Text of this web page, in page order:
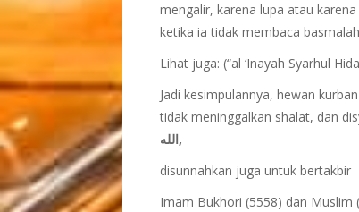
mengalir, karena lupa atau
ketika ia tidak membaca
Lihat juga: (“al ‘Inayah Syarhul
Jadi kesimpulannya, hewan
tidak meninggalkan shalat, dan
الله,
disunnahkan juga untuk
Imam Bukhori (5558) dan Muslim